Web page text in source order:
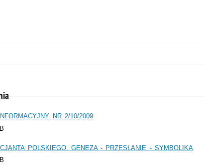
NR 2/10/2009
POLSKIEGO. GENEZA - PRZESŁANIE - SYMBOLIKA